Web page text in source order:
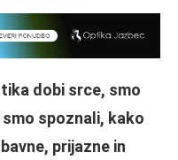
dobi srce, smo
smo spoznali, kako
prijazne in